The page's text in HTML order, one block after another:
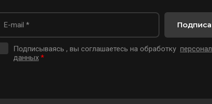
Подписываясь , вы соглашаетесь на обработку
данных *